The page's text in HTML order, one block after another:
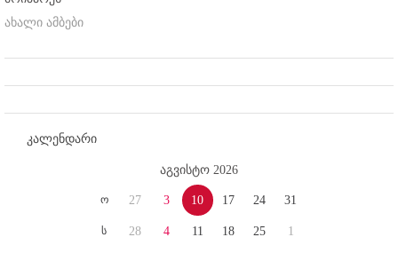
ახალი ამბები
კალენდარი
აგვისტო 2026
ო
ს
27
28
3
4
10
11
17
18
24
25
31
1